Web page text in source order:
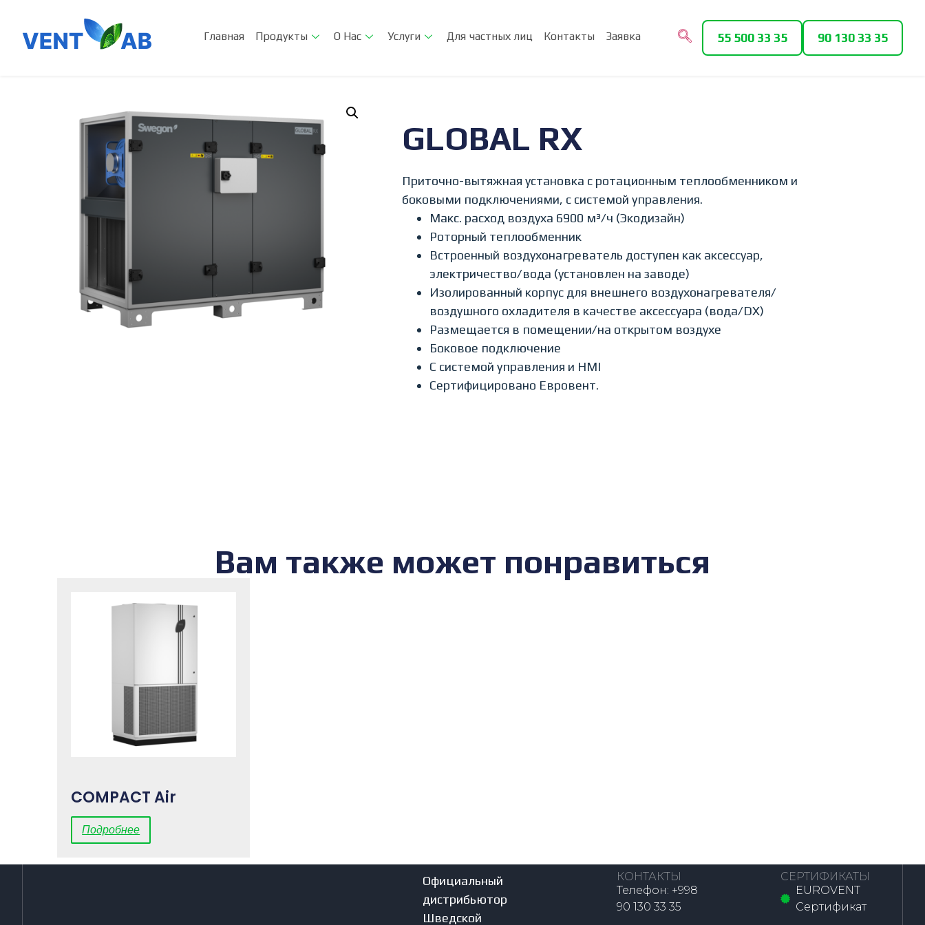
Главная Продукты О Нас Услуги Для частных лиц Контакты Заявка 55 500 33 35 90 130 33 35
GLOBAL RX
Приточно-вытяжная установка с ротационным теплообменником и
боковыми подключениями, с системой управления.
Макс. расход воздуха 6900 м³/ч (Экодизайн)
Роторный теплообменник
Встроенный воздухонагреватель доступен как аксессуар,
электричество/вода (установлен на заводе)
Изолированный корпус для внешнего воздухонагревателя/
воздушного охладителя в качестве аксессуара (вода/DX)
Размещается в помещении/на открытом воздухе
Боковое подключение
С системой управления и HMI
Сертифицировано Евровент.
Вам также может понравиться
COMPACT Air
Подробнее
Официальный
дистрибьютор
Шведской
КОНТАКТЫ
Телефон: +998
90 130 33 35
СЕРТИФИКАТЫ
EUROVENT
Сертификат